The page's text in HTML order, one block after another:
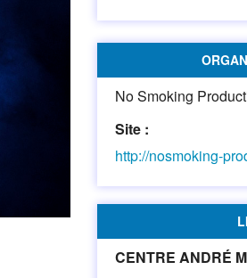
No Smoking
Site :
http://nosmoking-
CENTRE ANDRÉ